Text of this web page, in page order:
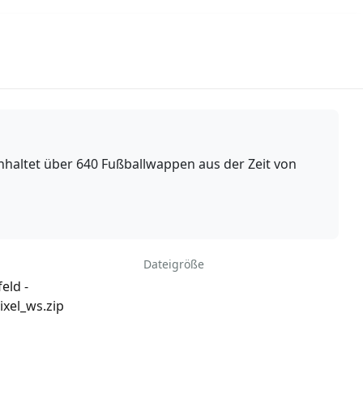
über 640 Fußballwappen aus der Zeit von
-
Dateigröße